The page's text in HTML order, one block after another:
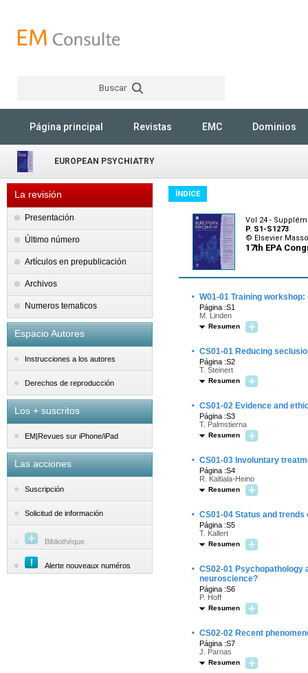
Buscar
Página principal Revistas EMC Dominios
EUROPEAN PSYCHIATRY
La revisión
Presentación
Último número
Artículos en prepublicación
Archivos
Numeros tematicos
Espacio Autores
Instrucciones a los autores
Derechos de reproducción
Los + suscritos
EM|Revues sur iPhone/iPad
Las acciones
Suscripción
Solicitud de información
Bibliothèque
Alerte nouveaux numéros
ÍNDICE
Vol 24 -
P. S1-S1273
© Elsevier
17th EPA
· W01-01 Training
Página :S1
M. Linden
Resumen
· CS01-01 Reducing
Página :S2
T. Steinert
Resumen
· CS01-02 Evidence and
Página :S3
T. Palmstierna
Resumen
· CS01-03 Involuntary
Página :S4
R. Kaltiala-Heino
Resumen
· CS01-04 Status and
Página :S5
T. Kallert
Resumen
· CS02-01
neuroscience?
Página :S6
P. Hoff
Resumen
· CS02-02 Recent
Página :S7
J. Parnas
Resumen